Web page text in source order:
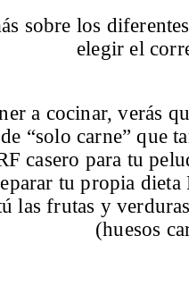
sobre los
elegir el
a cocinar, verás
“solo carne” que
casero para tu
tu propia
las frutas y
(huesos